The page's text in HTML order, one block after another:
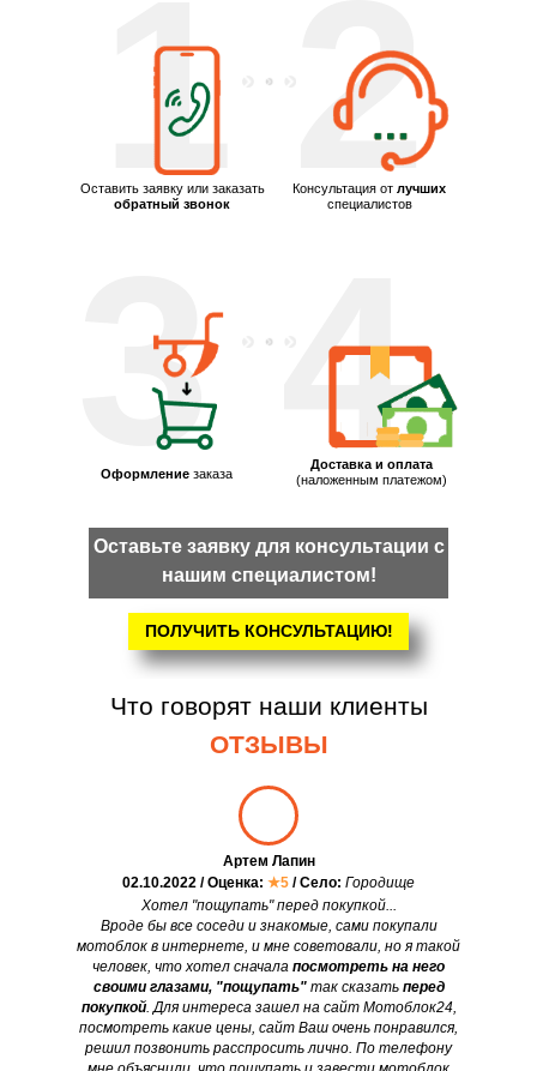
1
4
3
2
Оставить заявку или заказать
обратный звонок
Консультация от лучших
специалистов
Оформление заказа
Доставка и оплата
(наложенным платежом)
ПОЛУЧИТЬ КОНСУЛЬТАЦИЮ!
Оставьте заявку для консультации с
нашим специалистом!
Что говорят наши клиенты
ОТЗЫВЫ
Хотел "пощупать" перед покупкой...
Вроде бы все соседи и знакомые, сами покупали
мотоблок в интернете, и мне советовали, но я такой
человек, что хотел сначала посмотреть на него
своими глазами, "пощупать"так сказать перед
покупкой. Для интереса зашел на сайт Мотоблок24,
посмотреть какие цены, сайт Ваш очень понравился,
решил позвонить расспросить лично. По телефону
Артем Лапин
02.10.2022 / Оценка: ★5 / Село: Городище